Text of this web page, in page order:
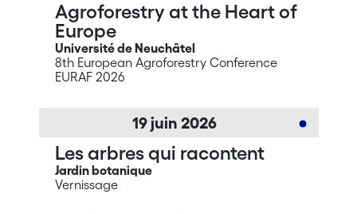
Agroforestry at the Heart of
Europe
Université de Neuchâtel
8th European Agroforestry Conference
EURAF 2026
19juin 2026
Les arbres qui racontent
Jardin botanique
Vernissage